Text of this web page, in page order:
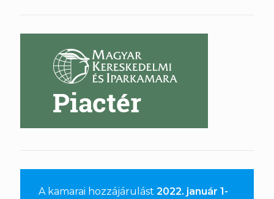
A kamarai hozzájárulást 2022. január 1-